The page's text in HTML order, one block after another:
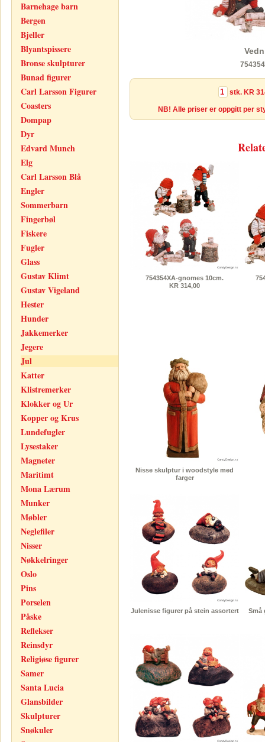
Barnehage barn
Bergen
Bjeller
Blyantspissere
Bronse skulpturer
Bunad figurer
Carl Larsson Figurer
Coasters
Dompap
Dyr
Edvard Munch
Elg
Carl Larsson Blå
Engler
Sommerbarn
Fingerbøl
Fiskere
Fugler
Glass
Gustav Klimt
Gustav Vigeland
Hester
Hunder
Jakkemerker
Jegere
Jul
Katter
Klistremerker
Klokker og Ur
Kopper og Krus
Lundefugler
Lysestaker
Magneter
Maritimt
Mona Lærum
Munker
Møbler
Neglefiler
Nisser
Nøkkelringer
Oslo
Pins
Porselen
Påske
Reflekser
Reinsdyr
Religiøse figurer
Samer
Santa Lucia
Glansbilder
Skulpturer
Snøkuler
stk. KR
NB! Alle priser er oppgitt per
754354XA-gnomes 10cm.
KR 314,00
Nisse skulptur i woodstyle med
farger
Julenisse figurer på stein assortert Små